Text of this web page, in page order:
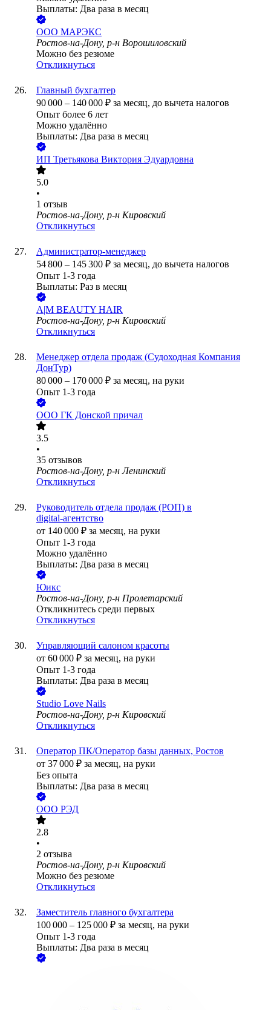
Выплаты: Два раза в месяц
ООО МАРЭКС
Ростов-на-Дону, р-н Ворошиловский
Можно без резюме
Откликнуться
Главный бухгалтер
90 000 – 140 000 ₽ за месяц, до вычета налогов
Опыт более 6 лет
Можно удалённо
Выплаты: Два раза в месяц
ИП Третьякова Виктория Эдуардовна
5.0
•
1 отзыв
Ростов-на-Дону, р-н Кировский
Откликнуться
Администратор-менеджер
54 800 – 145 300 ₽ за месяц, до вычета налогов
Опыт 1-3 года
Выплаты: Раз в месяц
A|M BEAUTY HAIR
Ростов-на-Дону, р-н Кировский
Откликнуться
Менеджер отдела продаж (Судоходная Компания
ДонТур)
80 000 – 170 000 ₽ за месяц, на руки
Опыт 1-3 года
ООО ГК Донской причал
3.5
•
35 отзывов
Ростов-на-Дону, р-н Ленинский
Откликнуться
Руководитель отдела продаж (РОП) в
digital‑агентство
от 140 000 ₽ за месяц, на руки
Опыт 1-3 года
Можно удалённо
Выплаты: Два раза в месяц
Юикс
Ростов-на-Дону, р-н Пролетарский
Откликнитесь среди первых
Откликнуться
Управляющий салоном красоты
от 60 000 ₽ за месяц, на руки
Опыт 1-3 года
Выплаты: Два раза в месяц
Studio Love Nails
Ростов-на-Дону, р-н Кировский
Откликнуться
Оператор ПК/Оператор базы данных, Ростов
от 37 000 ₽ за месяц, на руки
Без опыта
Выплаты: Два раза в месяц
ООО РЭД
2.8
•
2 отзыва
Ростов-на-Дону, р-н Кировский
Можно без резюме
Откликнуться
Заместитель главного бухгалтера
100 000 – 125 000 ₽ за месяц, на руки
Опыт 1-3 года
Выплаты: Два раза в месяц